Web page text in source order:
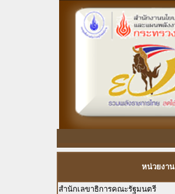
หน่วยงาน
สำนักเลขาธิการคณะรัฐมนตรี